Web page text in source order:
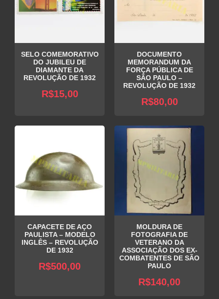
SELO COMEMORATIVO
DO JUBILEU DE
DIAMANTE DA
REVOLUÇÃO DE 1932
R$15,00
DOCUMENTO
MEMORANDUM DA
FORÇA PÚBLICA DE
SÃO PAULO –
REVOLUÇÃO DE 1932
R$80,00
CAPACETE DE AÇO
PAULISTA – MODELO
INGLÊS – REVOLUÇÃO
DE 1932
R$500,00
MOLDURA DE
FOTOGRAFIA DE
VETERANO DA
ASSOCIAÇÃO DOS EX-
COMBATENTES DE SÃO
PAULO
R$140,00